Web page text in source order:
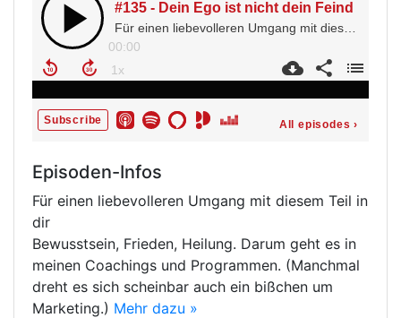
Episoden-Infos
Für einen liebevolleren Umgang mit diesem Teil in
dir
Bewusstsein, Frieden, Heilung. Darum geht es in
meinen Coachings und Programmen. (Manchmal
dreht es sich scheinbar auch ein bißchen um
Marketing.) Mehr dazu »